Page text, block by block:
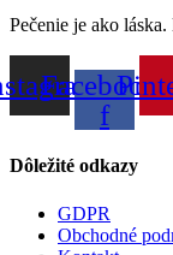
Pečenie je ako
Facebook-
f
Dôležité odkazy
GDPR
Obchodné